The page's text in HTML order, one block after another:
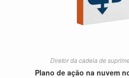
Diretor da cadeia de
Plano de ação na nuvem